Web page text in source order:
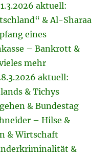
aktuell:
& Al-Sharaa
eines
– Bankrott &
mehr
aktuell:
& Tichys
& Bundestag
– Hilse &
& Wirtschaft
&